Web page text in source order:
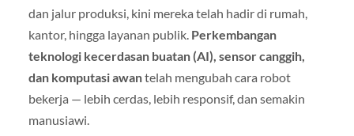
dan jalur produksi, kini mereka telah hadir di rumah,
kantor, hingga layanan publik. Perkembangan
teknologi kecerdasan buatan (AI), sensor canggih,
dan komputasi awantelah mengubah cara robot
bekerja — lebih cerdas, lebih responsif, dan semakin
manusiawi.